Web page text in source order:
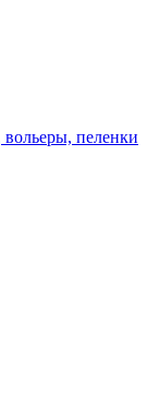
пеленки